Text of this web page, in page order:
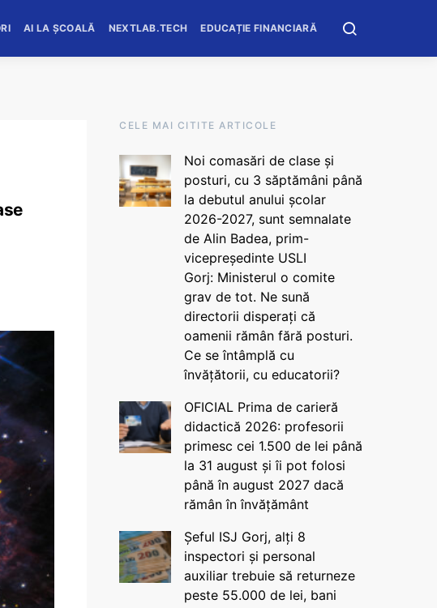
AI LA ȘCOALĂ NEXTLAB.TECH EDUCAȚIE FINANCIARĂ
CELE MAI CITITE ARTICOLE
Noi comasări de clase și
posturi, cu 3 săptămâni până
la debutul anului școlar
2026-2027, sunt semnalate
de Alin Badea, prim-
vicepreședinte USLI
Gorj: Ministerul o comite
grav de tot. Ne sună
directorii disperați că
oamenii rămân fără posturi.
Ce se întâmplă cu
învățătorii, cu educatorii?
OFICIAL Prima de carieră
didactică 2026: profesorii
primesc cei 1.500 de lei până
la 31 august și îi pot folosi
până în august 2027 dacă
rămân în învățământ
Șeful ISJ Gorj, alți 8
inspectori și personal
auxiliar trebuie să returneze
peste 55.000 de lei, bani